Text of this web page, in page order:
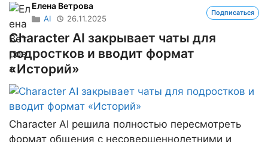
Елена Ветрова
AI 26.11.2025
Подписаться
Character AI закрывает чаты для
подростков и вводит формат
«Историй»
Character AI решила полностью пересмотреть
формат общения с несовершеннолетними и